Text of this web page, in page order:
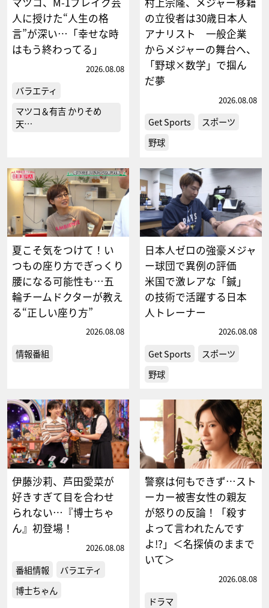
人に授けた“人生の格
言”が深い…「幸せな時
はもう終わってる」
2026.08.08
バラエティ
マツコ＆有吉 かりそめ
天…
の立役者は30歳日本人
アナリスト 一般企業
からメジャーの舞台へ、
「野球×数学」で掴ん
だ夢
2026.08.08
Get Sports
スポーツ
野球
夏こそ気をつけて！い
つもの座り方でぎっくり
腰になる可能性も…五
輪チームドクターが教え
る“正しい座り方”
2026.08.08
情報番組
日本人ゼロの強豪メジャ
ー球団で異例の評価
米国で激レアな「鍼」
の技術で活躍する日本
人トレーナー
2026.08.08
Get Sports
スポーツ
野球
伊藤沙莉、芦田愛菜が
好きすぎて目を合わせ
られない…『博士ちゃ
ん』初登場！
2026.08.08
番組情報
バラエティ
博士ちゃん
警察は何もできず…スト
ーカー被害女性の親友
が怒りの反論！「殺す
よって言われたんです
よ!?」＜名探偵のままで
いて＞
2026.08.08
ドラマ